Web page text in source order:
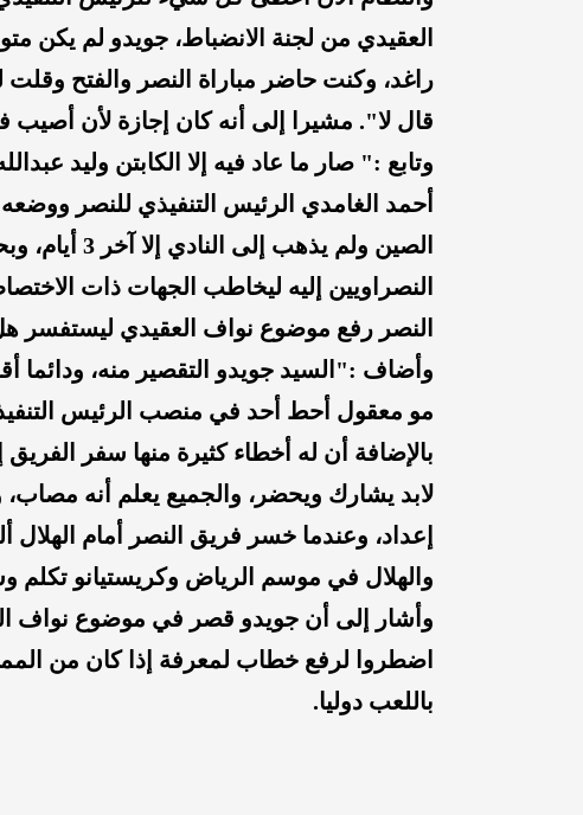
العقيدي من لجنة الانضباط، جويدو لم يكن
راغد، وكنت حاضر مباراة النصر والفتح وقلت
قال لا". مشيرا إلى أنه كان إجازة لأن أصيب
وتابع :" صار ما عاد فيه إلا الكابتن وليد
أحمد الغامدي الرئيس التنفيذي للنصر
الصين ولم
النصراويين إليه ليخاطب الجهات ذات
النصر رفع موضوع نواف العقيدي ليستفسر هل
وأضاف :"السيد جويدو التقصير منه، ودائما
مو معقول أحط أحد في منصب الرئيس
بالإضافة أن له أخطاء كثيرة منها سفر
إعداد، وعندما خسر فريق النصر أمام الهلال
والهلال في موسم الرياض وكريستيانو
وأشار إلى أن جويدو قصر في موضوع نواف
اضطروا لرفع خطاب لمعرفة إذا كان من
باللعب دوليا.